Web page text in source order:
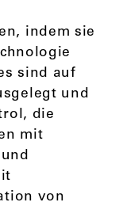
indem sie
sind auf
und
die
mit
von